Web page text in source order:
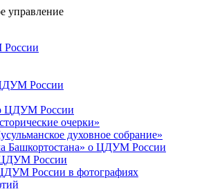
управление
России
ЦДУМ России
очерки»
духовное собрание»
Башкортостана» о ЦДУМ России
России
России в фотографиях